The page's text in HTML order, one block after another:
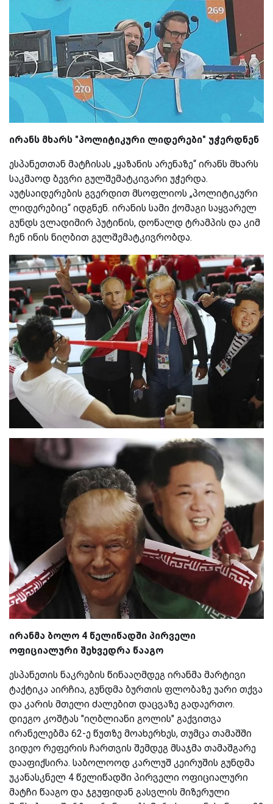
ირანს მხარს "პოლიტიკური ლიდერები" უჭერდნენ
ესპანეთთან მატჩისას „ყაზანის არენაზე“ ირანს მხარს
საკმაოდ ბევრი გულშემატკივარი უჭერდა.
აუტსაიდერების გვერდით მსოფლიოს „პოლიტიკური
ლიდერებიც“ იდგნენ. ირანის სამი ქომაგი საყვარელ
გუნდს ვლადიმირ პუტინის, დონალდ ტრამპის და კიმ
ჩენ ინის ნიღბით გულშემატკივრობდა.
ირანმა ბოლო 4 წელიწადში პირველი
ოფიციალური შეხვედრა წააგო
ესპანეთის ნაკრების წინააღმდეგ ირანმა მარტივი
ტაქტიკა აირჩია, გუნდმა ბურთის ფლობაზე უარი თქვა
და კარის მთელი ძალებით დაცვაზე გადაერთო.
დიეგო კოშტას "იღბლიანი გოლის" გაქვითვა
ირანელებმა 62-ე წუთზე მოახერხეს, თუმცა თამაშში
ვიდეო რეფერის ჩართვის შემდეგ მსაჯმა თამაშგარე
დააფიქსირა. საბოლოოდ კარლუშ კეირუშის გუნდმა
უკანასკნელ 4 წელიწადში პირველი ოფიციალური
მატჩი წააგო და ჯგუფიდან გასვლის მიზერული